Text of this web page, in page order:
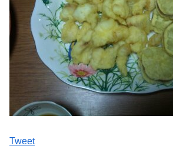
Tweet